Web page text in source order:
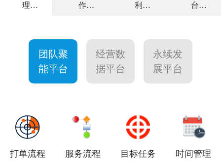
理
作
利
台
团队聚
能平台
经营数
据平台
永续发
展平台
打单流程 服务流程 目标任务 时间管理